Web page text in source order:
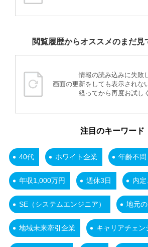
閲覧履歴からオススメのまだ見
情報の読み込みに失敗
画面の更新をしても表示されな
経ってから再度お試し
注目のキーワード
40代 ホワイト企業 年齢不問
年収1,000万円 週休3日 内
SE（システムエンジニア） 地元
地域未来牽引企業 キャリアチェン